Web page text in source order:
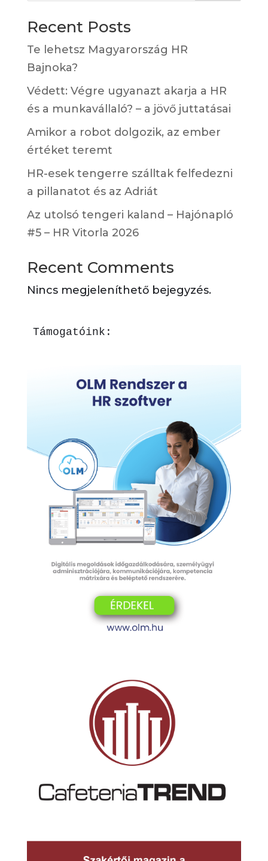
Recent Posts
Te lehetsz Magyarország HR
Bajnoka?
Védett: Végre ugyanazt akarja a HR
és a munkavállaló? – a jövő juttatásai
Amikor a robot dolgozik, az ember
értéket teremt
HR-esek tengerre szálltak felfedezni
a pillanatot és az Adriát
Az utolsó tengeri kaland – Hajónapló
#5 – HR Vitorla 2026
Recent Comments
Nincs megjeleníthető bejegyzés.
Támogatóink: